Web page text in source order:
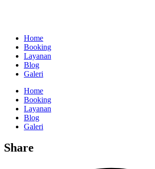
Home
Booking
Layanan
Blog
Galeri
Home
Booking
Layanan
Blog
Galeri
Share